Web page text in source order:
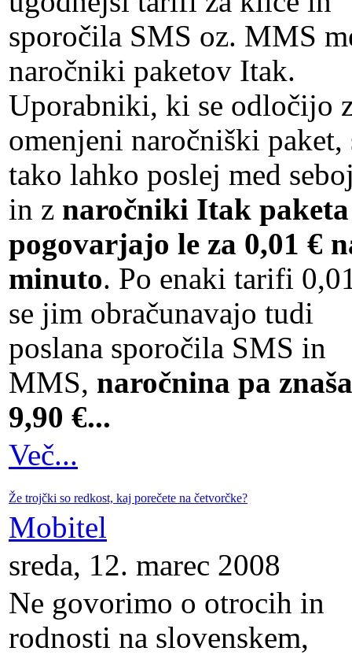
sporočila SMS oz. MMS
naročniki paketov Itak.
Uporabniki, ki se odločijo
omenjeni naročniški paket,
tako lahko poslej med
in z naročniki Itak paketa
pogovarjajo le za 0,01 €
minuto. Po enaki tarifi
se jim obračunavajo tudi
poslana sporočila SMS in
MMS, naročnina pa znaša
9,90 €...
Več...
Že trojčki so redkost, kaj porečete na četvorčke?
Mobitel
sreda, 12. marec 2008
Ne govorimo o otrocih in
rodnosti na slovenskem,